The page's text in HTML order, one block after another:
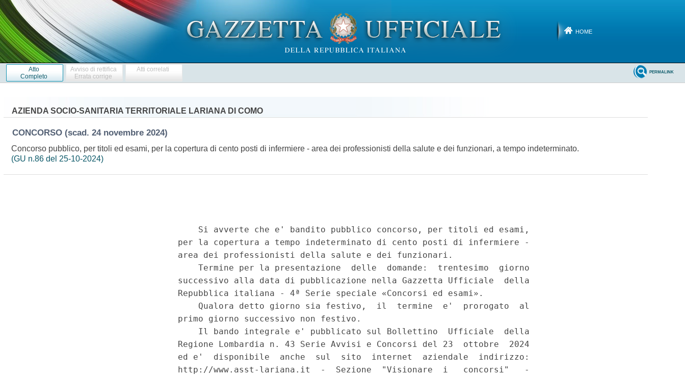
HOME
Atto
Completo
Avviso di rettifica
Errata corrige
Atti correlati PERMALINK
AZIENDA SOCIO-SANITARIA TERRITORIALE LARIANA DI COMO
CONCORSO (scad. 24 novembre 2024)
Concorso pubblico, per titoli ed esami, per la copertura di cento posti di infermiere - area dei professionisti della salute e dei funzionari, a tempo indeterminato.
(GU n.86 del 25-10-2024)